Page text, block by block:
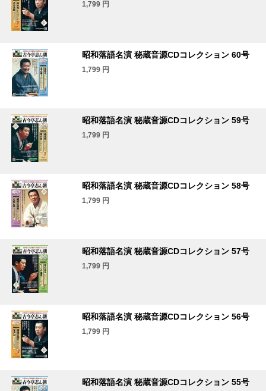
1,799 円
昭和落語名演 秘蔵音源CDコレクション 60号
1,799 円
昭和落語名演 秘蔵音源CDコレクション 59号
1,799 円
昭和落語名演 秘蔵音源CDコレクション 58号
1,799 円
昭和落語名演 秘蔵音源CDコレクション 57号
1,799 円
昭和落語名演 秘蔵音源CDコレクション 56号
1,799 円
昭和落語名演 秘蔵音源CDコレクション 55号